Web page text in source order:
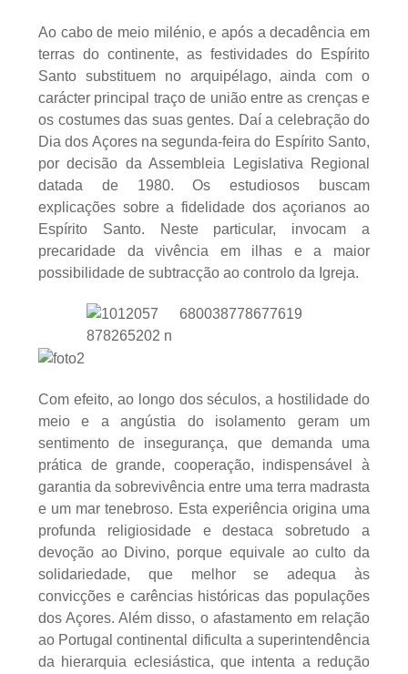
Ao cabo de meio milénio, e após a decadência em
terras do continente, as festividades do Espírito
Santo substituem no arquipélago, ainda com o
carácter principal traço de união entre as crenças e
os costumes das suas gentes. Daí a celebração do
Dia dos Açores na segunda-feira do Espírito Santo,
por decisão da Assembleia Legislativa Regional
datada de 1980. Os estudiosos buscam
explicações sobre a fidelidade dos açorianos ao
Espírito Santo. Neste particular, invocam a
precaridade da vivência em ilhas e a maior
possibilidade de subtracção ao controlo da Igreja.
Com efeito, ao longo dos séculos, a hostilidade do
meio e a angústia do isolamento geram um
sentimento de insegurança, que demanda uma
prática de grande, cooperação, indispensável à
garantia da sobrevivência entre uma terra madrasta
e um mar tenebroso. Esta experiência origina uma
profunda religiosidade e destaca sobretudo a
devoção ao Divino, porque equivale ao culto da
solidariedade, que melhor se adequa às
convicções e carências históricas das populações
dos Açores. Além disso, o afastamento em relação
ao Portugal continental dificulta a superintendência
da hierarquia eclesiástica, que intenta a redução